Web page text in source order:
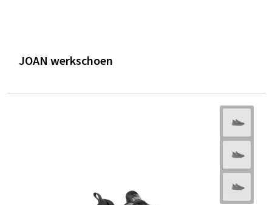
JOAN werkschoen